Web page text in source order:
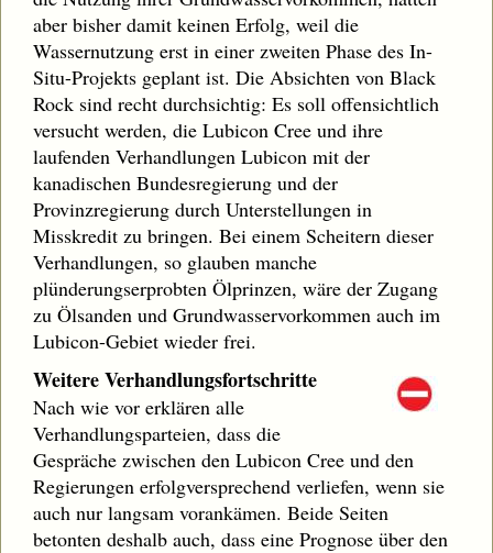
aber bisher damit keinen Erfolg, weil die
Wassernutzung erst in einer zweiten Phase des In-
Situ-Projekts geplant ist. Die Absichten von Black
Rock sind recht durchsichtig: Es soll offensichtlich
versucht werden, die Lubicon Cree und ihre
laufenden Verhandlungen Lubicon mit der
kanadischen Bundesregierung und der
Provinzregierung durch Unterstellungen in
Misskredit zu bringen. Bei einem Scheitern dieser
Verhandlungen, so glauben manche
plünderungserprobten Ölprinzen, wäre der Zugang
zu Ölsanden und Grundwasservorkommen auch im
Lubicon-Gebiet wieder frei.
Weitere Verhandlungsfortschritte
Nach wie vor erklären alle
Verhandlungsparteien, dass die
Gespräche zwischen den Lubicon Cree und den
Regierungen erfolgversprechend verliefen, wenn sie
auch nur langsam vorankämen. Beide Seiten
betonten deshalb auch, dass eine Prognose über den